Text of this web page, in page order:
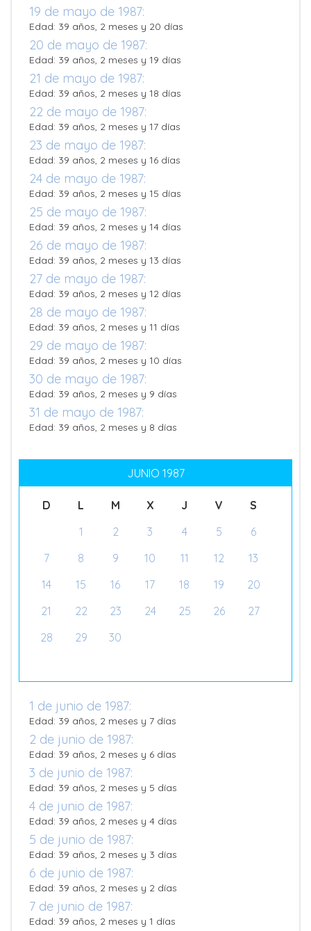
19 de mayo de 1987:
Edad: 39 años, 2 meses y 20 días
20 de mayo de 1987:
Edad: 39 años, 2 meses y 19 días
21 de mayo de 1987:
Edad: 39 años, 2 meses y 18 días
22 de mayo de 1987:
Edad: 39 años, 2 meses y 17 días
23 de mayo de 1987:
Edad: 39 años, 2 meses y 16 días
24 de mayo de 1987:
Edad: 39 años, 2 meses y 15 días
25 de mayo de 1987:
Edad: 39 años, 2 meses y 14 días
26 de mayo de 1987:
Edad: 39 años, 2 meses y 13 días
27 de mayo de 1987:
Edad: 39 años, 2 meses y 12 días
28 de mayo de 1987:
Edad: 39 años, 2 meses y 11 días
29 de mayo de 1987:
Edad: 39 años, 2 meses y 10 días
30 de mayo de 1987:
Edad: 39 años, 2 meses y 9 días
31 de mayo de 1987:
Edad: 39 años, 2 meses y 8 días
JUNIO 1987
D L M X J V
S
1
2 3 4 5
6
7
8 9 10 11 12
13
14
15 16 17 18 19
20
21
22 23 24 25 26
27
28
29 30
1 de junio de 1987:
Edad: 39 años, 2 meses y 7 días
2 de junio de 1987:
Edad: 39 años, 2 meses y 6 días
3 de junio de 1987:
Edad: 39 años, 2 meses y 5 días
4 de junio de 1987:
Edad: 39 años, 2 meses y 4 días
5 de junio de 1987:
Edad: 39 años, 2 meses y 3 días
6 de junio de 1987:
Edad: 39 años, 2 meses y 2 días
7 de junio de 1987:
Edad: 39 años, 2 meses y 1 días